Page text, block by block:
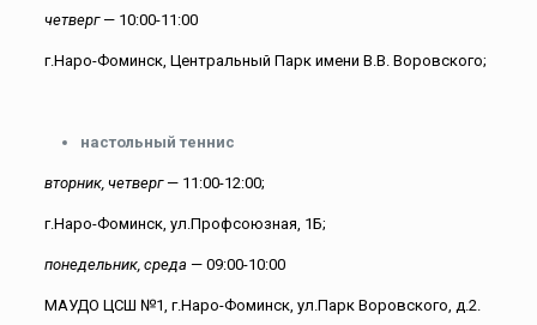
четверг— 10:00-11:00
г.Наро-Фоминск, Центральный Парк имени В.В. Воровского;
настольный теннис
вторник, четверг— 11:00-12:00;
г.Наро-Фоминск, ул.Профсоюзная, 1Б;
понедельник, среда — 09:00-10:00
МАУДО ЦСШ №1, г.Наро-Фоминск, ул.Парк Воровского, д.2.